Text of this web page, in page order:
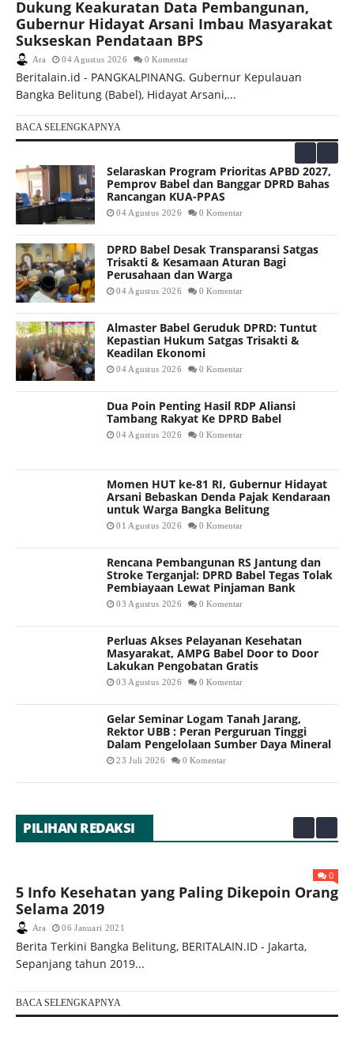
Dukung Keakuratan Data Pembangunan,
Gubernur Hidayat Arsani Imbau Masyarakat
Sukseskan Pendataan BPS
Ara 04 Agustus 2026 0 Komentar
Beritalain.id - PANGKALPINANG. Gubernur Kepulauan
Bangka Belitung (Babel), Hidayat Arsani,...
BACA SELENGKAPNYA
Selaraskan Program Prioritas APBD 2027,
Pemprov Babel dan Banggar DPRD Bahas
Rancangan KUA-PPAS
04 Agustus 2026 0 Komentar
DPRD Babel Desak Transparansi Satgas
Trisakti & Kesamaan Aturan Bagi
Perusahaan dan Warga
04 Agustus 2026 0 Komentar
Almaster Babel Geruduk DPRD: Tuntut
Kepastian Hukum Satgas Trisakti &
Keadilan Ekonomi
04 Agustus 2026 0 Komentar
Dua Poin Penting Hasil RDP Aliansi
Tambang Rakyat Ke DPRD Babel
04 Agustus 2026 0 Komentar
Momen HUT ke-81 RI, Gubernur Hidayat
Arsani Bebaskan Denda Pajak Kendaraan
untuk Warga Bangka Belitung
01 Agustus 2026 0 Komentar
Rencana Pembangunan RS Jantung dan
Stroke Terganjal: DPRD Babel Tegas Tolak
Pembiayaan Lewat Pinjaman Bank
03 Agustus 2026 0 Komentar
Perluas Akses Pelayanan Kesehatan
Masyarakat, AMPG Babel Door to Door
Lakukan Pengobatan Gratis
03 Agustus 2026 0 Komentar
Gelar Seminar Logam Tanah Jarang,
Rektor UBB : Peran Perguruan Tinggi
Dalam Pengelolaan Sumber Daya Mineral
23 Juli 2026 0 Komentar
PILIHAN REDAKSI
0
5 Info Kesehatan yang Paling Dikepoin Orang
Selama 2019
Ara 06 Januari 2021
Berita Terkini Bangka Belitung, BERITALAIN.ID - Jakarta,
Sepanjang tahun 2019...
BACA SELENGKAPNYA